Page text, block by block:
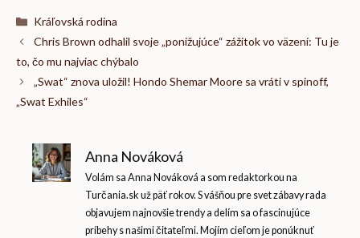
Kategórie
Kráľovská rodina
Chris Brown odhalil svoje „ponižujúce“ zážitok vo väzení: Tu je
to, čo mu najviac chýbalo
„Swat“ znova uložil! Hondo Shemar Moore sa vráti v spinoff,
„Swat Exhiles“
Anna Nováková
Volám sa Anna Nováková a som redaktorkou na
Turčania.sk už päť rokov. S vášňou pre svet zábavy rada
objavujem najnovšie trendy a delím sa o fascinujúce
príbehy s našimi čitateľmi. Mojím cieľom je ponúknuť